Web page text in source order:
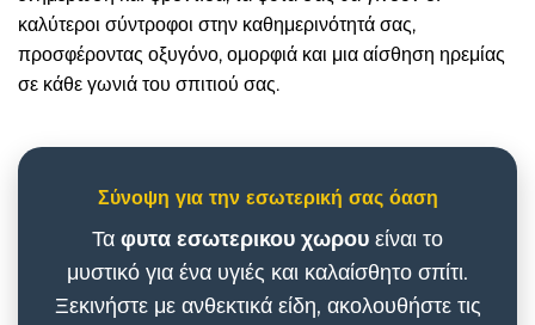
καλύτεροι σύντροφοι στην καθημερινότητά σας,
προσφέροντας οξυγόνο, ομορφιά και μια αίσθηση ηρεμίας
σε κάθε γωνιά του σπιτιού σας.
Σύνοψη για την εσωτερική σας όαση
Τα φυτα εσωτερικου χωρου είναι το
μυστικό για ένα υγιές και καλαίσθητο σπίτι.
Ξεκινήστε με ανθεκτικά είδη, ακολουθήστε τις